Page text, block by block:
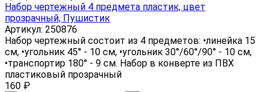
Набор чертежный 4 предмета пластик, цвет
прозрачный, Пушистик
Артикул: 250876
Набор чертежный состоит из 4 предметов: •линейка 15
см, •угольник 45° - 10 см, •угольник 30°/60°/90° - 10 см,
•транспортир 180° - 9 см. Набор в конверте из ПВХ
пластиковый прозрачный
160 ₽